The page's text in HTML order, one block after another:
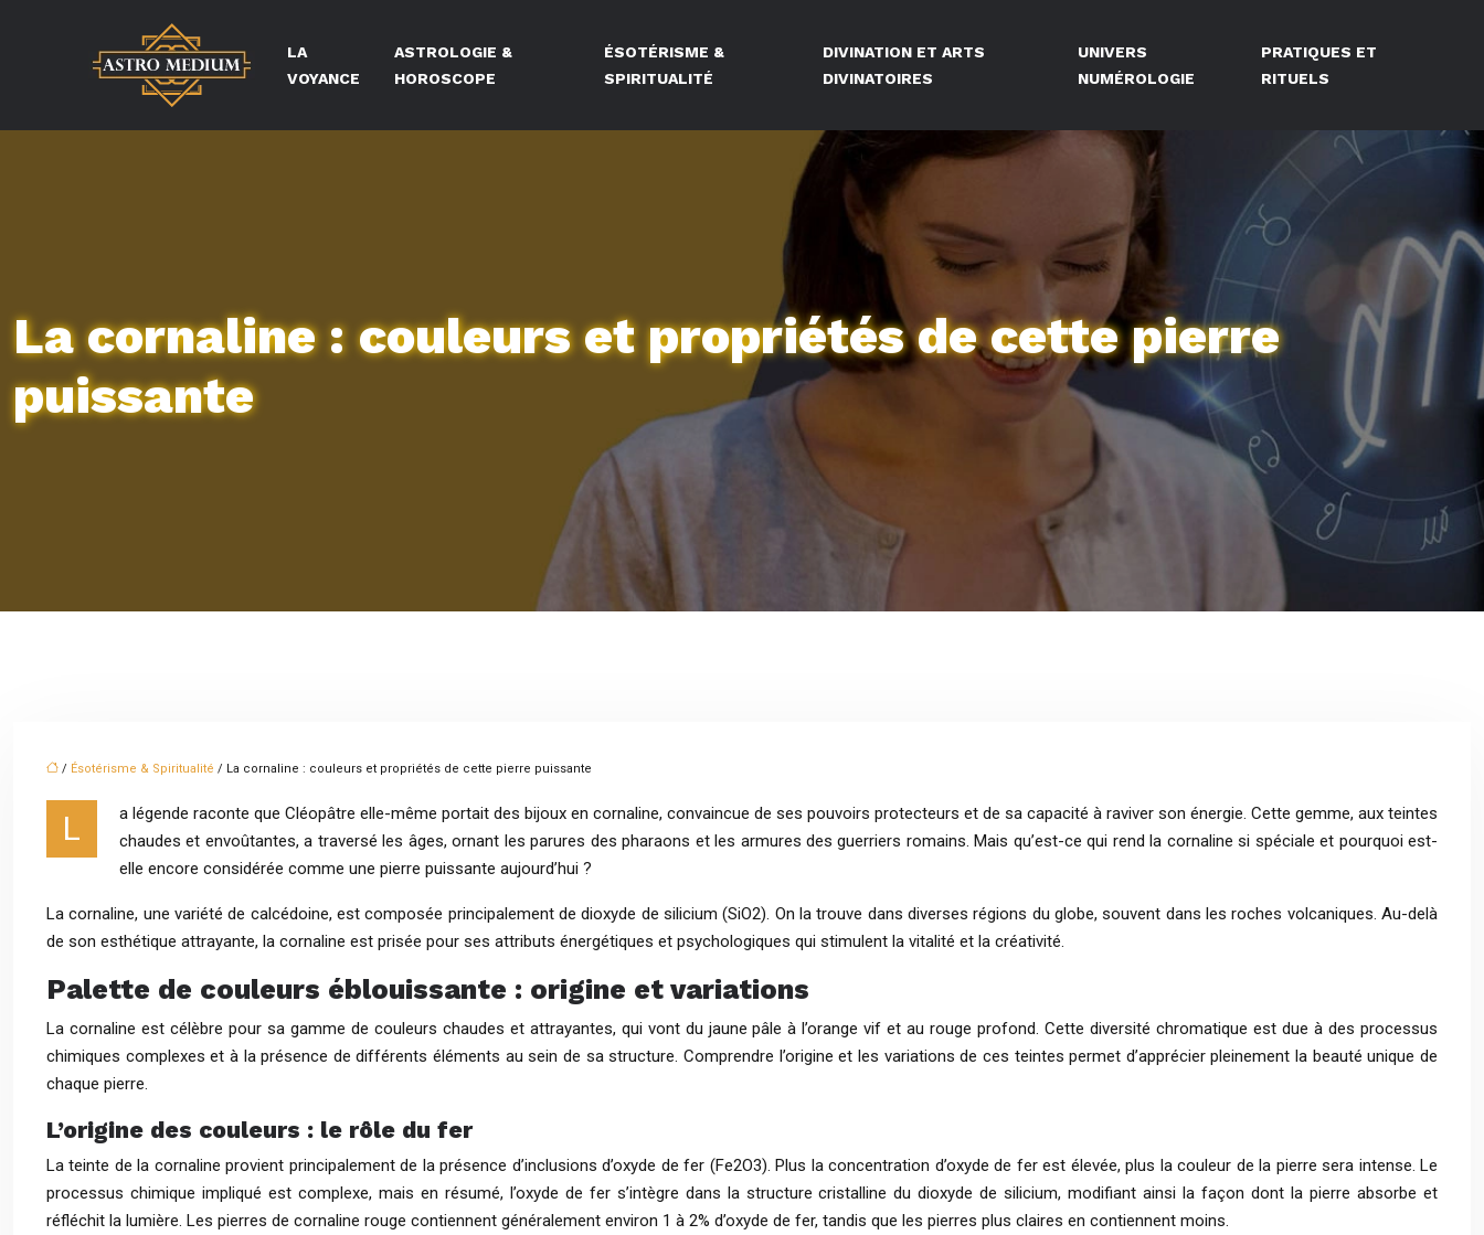
LA
VOYANCE
ASTROLOGIE &
HOROSCOPE
ÉSOTÉRISME &
SPIRITUALITÉ
DIVINATION ET ARTS
DIVINATOIRES
UNIVERS
NUMÉROLOGIE
PRATIQUES ET
RITUELS
La cornaline : couleurs et propriétés de cette pierre
puissante
/ Ésotérisme & Spiritualité / La cornaline : couleurs et propriétés de cette pierre puissante
L
a légende raconte que Cléopâtre elle-même portait des bijoux en cornaline, convaincue de ses pouvoirs protecteurs et de sa capacité à raviver son énergie. Cette gemme, aux teintes
chaudes et envoûtantes, a traversé les âges, ornant les parures des pharaons et les armures des guerriers romains. Mais qu’est-ce qui rend la cornaline si spéciale et pourquoi est-
elle encore considérée comme une pierre puissante aujourd’hui ?
La cornaline, une variété de calcédoine, est composée principalement de dioxyde de silicium (SiO2). On la trouve dans diverses régions du globe, souvent dans les roches volcaniques. Au-delà
de son esthétique attrayante, la cornaline est prisée pour ses attributs énergétiques et psychologiques qui stimulent la vitalité et la créativité.
Palette de couleurs éblouissante : origine et variations
La cornaline est célèbre pour sa gamme de couleurs chaudes et attrayantes, qui vont du jaune pâle à l’orange vif et au rouge profond. Cette diversité chromatique est due à des processus
chimiques complexes et à la présence de différents éléments au sein de sa structure. Comprendre l’origine et les variations de ces teintes permet d’apprécier pleinement la beauté unique de
chaque pierre.
L’origine des couleurs : le rôle du fer
La teinte de la cornaline provient principalement de la présence d’inclusions d’oxyde de fer (Fe2O3). Plus la concentration d’oxyde de fer est élevée, plus la couleur de la pierre sera intense. Le
processus chimique impliqué est complexe, mais en résumé, l’oxyde de fer s’intègre dans la structure cristalline du dioxyde de silicium, modifiant ainsi la façon dont la pierre absorbe et
réfléchit la lumière. Les pierres de cornaline rouge contiennent généralement environ 1 à 2% d’oxyde de fer, tandis que les pierres plus claires en contiennent moins.